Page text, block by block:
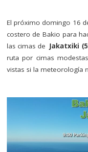
El próximo domingo 16
costero de Bakio para
las cimas de Jakatxiki
ruta por cimas
vistas si la meteorología